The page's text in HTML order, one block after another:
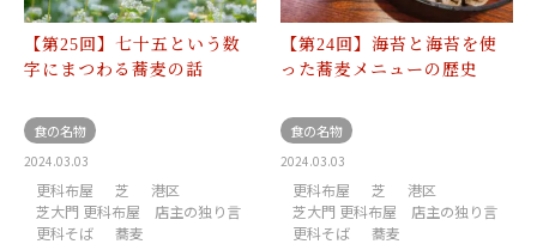
【第25回】七十五という数
字にまつわる蕎麦の話
食の名物
2024.03.03
更科布屋 芝
港区
芝大門 更科布屋 店主の独り言
更科そば
蕎麦
【第24回】海苔と海苔を使
った蕎麦メニューの歴史
食の名物
2024.03.03
更科布屋 芝
港区
芝大門 更科布屋 店主の独り言
更科そば
蕎麦